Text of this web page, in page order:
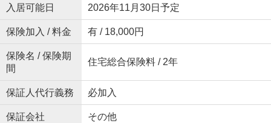
入居可能日 2026年11月30日予定
保険加入 / 料金 有 / 18,000円
保険名 / 保険期
間
住宅総合保険料 / 2年
保証人代行義務 必加入
保証会社 その他